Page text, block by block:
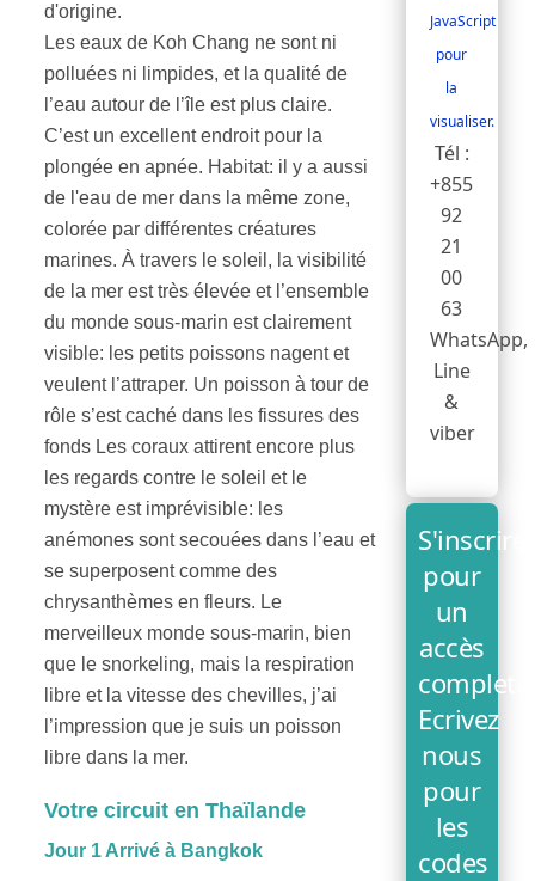
d'origine.
Les eaux de Koh Chang ne sont ni
polluées ni limpides, et la qualité de
l’eau autour de l’île est plus claire.
C’est un excellent endroit pour la
plongée en apnée. Habitat: il y a aussi
de l'eau de mer dans la même zone,
colorée par différentes créatures
marines. À travers le soleil, la visibilité
de la mer est très élevée et l’ensemble
du monde sous-marin est clairement
visible: les petits poissons nagent et
veulent l’attraper. Un poisson à tour de
rôle s’est caché dans les fissures des
fonds Les coraux attirent encore plus
les regards contre le soleil et le
mystère est imprévisible: les
anémones sont secouées dans l’eau et
se superposent comme des
chrysanthèmes en fleurs. Le
merveilleux monde sous-marin, bien
que le snorkeling, mais la respiration
libre et la vitesse des chevilles, j’ai
l’impression que je suis un poisson
libre dans la mer.
Votre circuit en Thaïlande
Jour 1 Arrivé à Bangkok
JavaScript
pour
la
visualiser.
Tél :
+855
92
21
00
63
WhatsApp,
Line
&
viber
S'inscrire
pour
un
accès
complet.
Ecrivez
nous
pour
les
codes